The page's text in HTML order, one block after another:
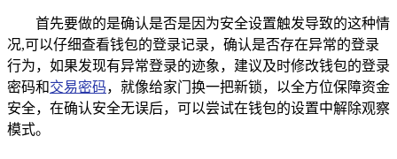
首先要做的是确认是否是因为安全设置触发导致的这种情
况,可以仔细查看钱包的登录记录，确认是否存在异常的登录
行为，如果发现有异常登录的迹象，建议及时修改钱包的登录
密码和交易密码，就像给家门换一把新锁，以全方位保障资金
安全，在确认安全无误后，可以尝试在钱包的设置中解除观察
模式。